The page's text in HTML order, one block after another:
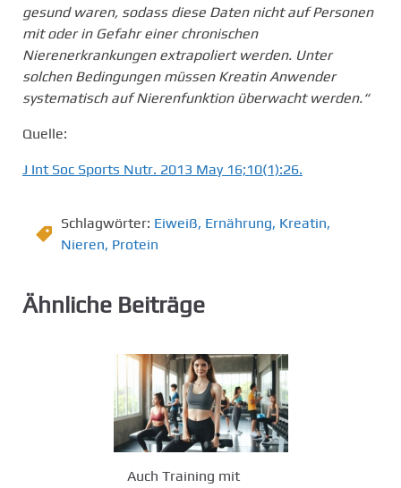
gesund waren, sodass diese Daten nicht auf Personen
mit oder in Gefahr einer chronischen
Nierenerkrankungen extrapoliert werden. Unter
solchen Bedingungen müssen Kreatin Anwender
systematisch auf Nierenfunktion überwacht werden.“
Quelle:
J Int Soc Sports Nutr. 2013 May 16;10(1):26.
Schlagwörter: Eiweiß, Ernährung, Kreatin,
Nieren, Protein
Ähnliche Beiträge
Auch Training mit